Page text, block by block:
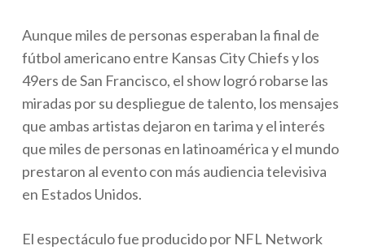
Aunque miles de personas esperaban la final de
fútbol americano entre Kansas City Chiefs y los
49ers de San Francisco, el show logró robarse las
miradas por su despliegue de talento, los mensajes
que ambas artistas dejaron en tarima y el interés
que miles de personas en latinoamérica y el mundo
prestaron al evento con más audiencia televisiva
en Estados Unidos.
El espectáculo fue producido por NFL Network